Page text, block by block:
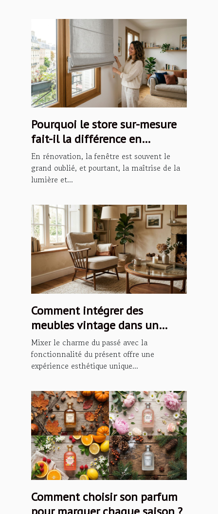
Pourquoi le store sur-mesure
fait-il la différence en
rénovation ?
En rénovation, la fenêtre est souvent le
grand oublié, et pourtant, la maîtrise de la
lumière et...
Comment intégrer des
meubles vintage dans un
intérieur moderne ?
Mixer le charme du passé avec la
fonctionnalité du présent offre une
expérience esthétique unique...
Comment choisir son parfum